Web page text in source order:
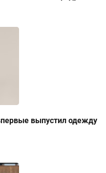
выпустил одежду